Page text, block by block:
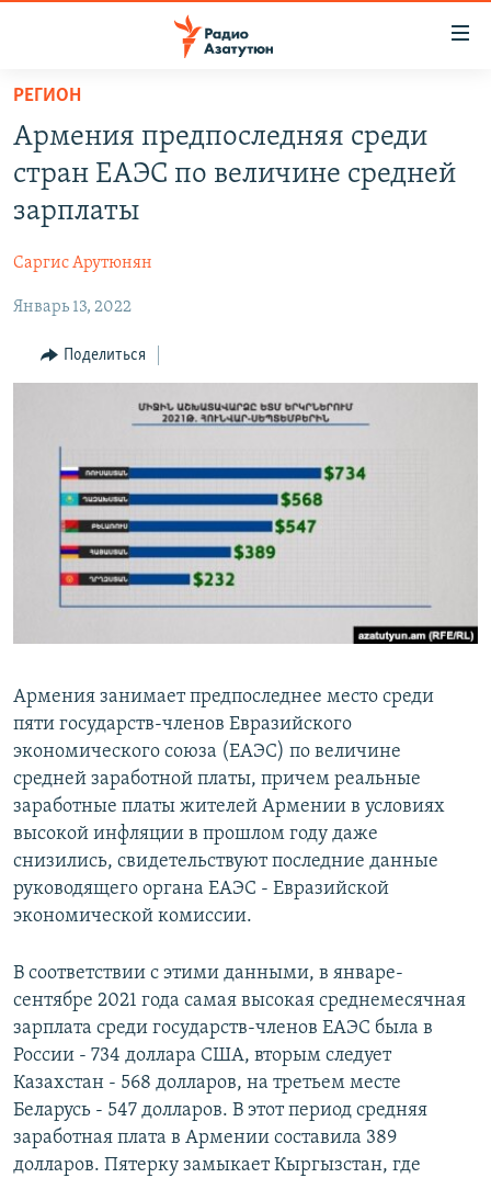
Перейти
основному
содержанию
Перейти
основной
навигации
Перейти
поиску
НОВОСТИ
ПОЛИТИКА
ЭКОНОМИКА
РЕГИОН
НАГОРНЫЙ КАРАБАХ
АРХИВ
Հայերեն
English
Русский
РЕГИОН
Армения предпоследняя среди
стран ЕАЭС по величине средней
зарплаты
Саргис Арутюнян
Январь 13, 2022
Поделиться
Армения занимает предпоследнее место среди
пяти государств-членов Евразийского
экономического союза (ЕАЭС) по величине
средней заработной платы, причем реальные
заработные платы жителей Армении в условиях
высокой инфляции в прошлом году даже
снизились, свидетельствуют последние данные
руководящего органа ЕАЭС - Евразийской
экономической комиссии.
В соответствии с этими данными, в январе-
сентябре 2021 года самая высокая среднемесячная
зарплата среди государств-членов ЕАЭС была в
России - 734 доллара США, вторым следует
Казахстан - 568 долларов, на третьем месте
Беларусь - 547 долларов. В этот период средняя
заработная плата в Армении составила 389
долларов. Пятерку замыкает Кыргызстан, где